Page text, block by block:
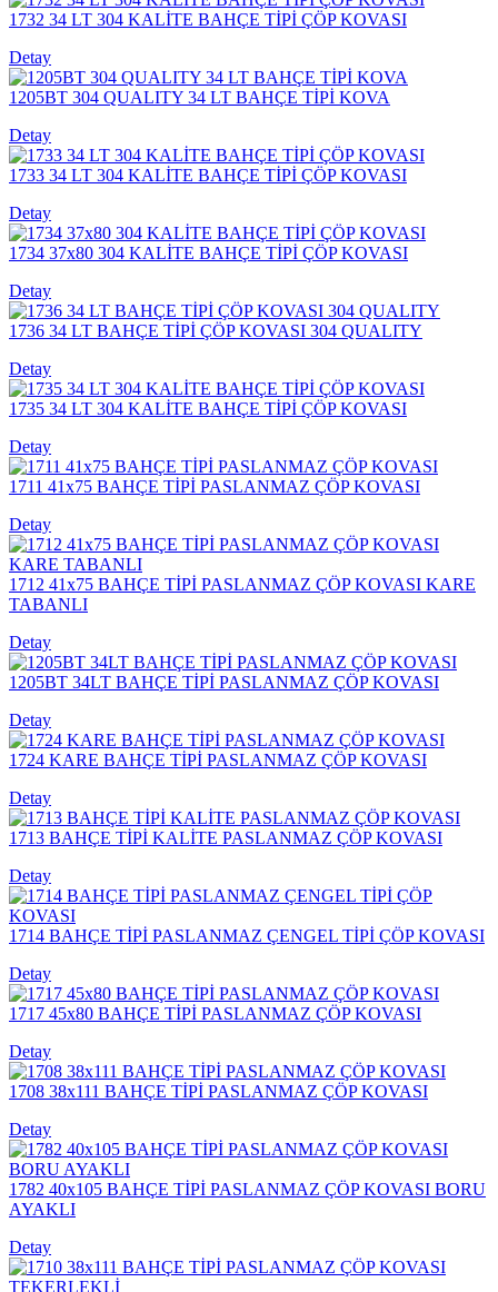
1732 34 LT 304 KALİTE BAHÇE TİPİ ÇÖP KOVASI
Detay
1205BT 304 QUALITY 34 LT BAHÇE TİPİ KOVA
Detay
1733 34 LT 304 KALİTE BAHÇE TİPİ ÇÖP KOVASI
Detay
1734 37x80 304 KALİTE BAHÇE TİPİ ÇÖP KOVASI
Detay
1736 34 LT BAHÇE TİPİ ÇÖP KOVASI 304 QUALITY
Detay
1735 34 LT 304 KALİTE BAHÇE TİPİ ÇÖP KOVASI
Detay
1711 41x75 BAHÇE TİPİ PASLANMAZ ÇÖP KOVASI
Detay
1712 41x75 BAHÇE TİPİ PASLANMAZ ÇÖP KOVASI KARE
TABANLI
Detay
1205BT 34LT BAHÇE TİPİ PASLANMAZ ÇÖP KOVASI
Detay
1724 KARE BAHÇE TİPİ PASLANMAZ ÇÖP KOVASI
Detay
1713 BAHÇE TİPİ KALİTE PASLANMAZ ÇÖP KOVASI
Detay
1714 BAHÇE TİPİ PASLANMAZ ÇENGEL TİPİ ÇÖP KOVASI
Detay
1717 45x80 BAHÇE TİPİ PASLANMAZ ÇÖP KOVASI
Detay
1708 38x111 BAHÇE TİPİ PASLANMAZ ÇÖP KOVASI
Detay
1782 40x105 BAHÇE TİPİ PASLANMAZ ÇÖP KOVASI BORU
AYAKLI
Detay